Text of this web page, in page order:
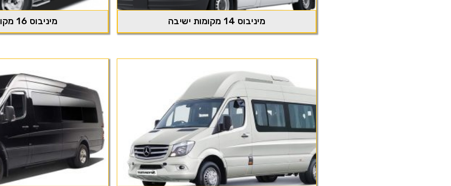
מיניבוס 14 מקומות ישיבה מיניבוס 16 מקומות ישיבה